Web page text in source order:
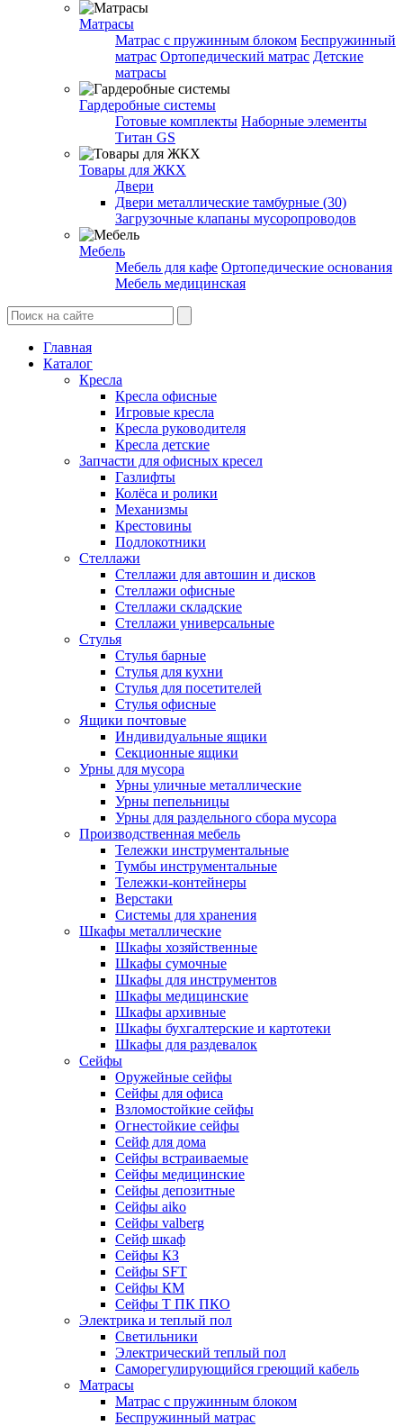
Матрасы
Матрас с пружинным блоком Беспружинный
матрас Ортопедический матрас Детские
матрасы
Гардеробные системы
Готовые комплекты Наборные элементы
Титан GS
Товары для ЖКХ
Двери
Двери металлические тамбурные (30)
Загрузочные клапаны мусоропроводов
Мебель
Мебель для кафе Ортопедические основания
Мебель медицинская
Главная
Каталог
Кресла
Кресла офисные
Игровые кресла
Кресла руководителя
Кресла детские
Запчасти для офисных кресел
Газлифты
Колёса и ролики
Механизмы
Крестовины
Подлокотники
Стеллажи
Стеллажи для автошин и дисков
Стеллажи офисные
Стеллажи складские
Стеллажи универсальные
Стулья
Стулья барные
Стулья для кухни
Стулья для посетителей
Стулья офисные
Ящики почтовые
Индивидуальные ящики
Секционные ящики
Урны для мусора
Урны уличные металлические
Урны пепельницы
Урны для раздельного сбора мусора
Производственная мебель
Тележки инструментальные
Тумбы инструментальные
Тележки-контейнеры
Верстаки
Системы для хранения
Шкафы металлические
Шкафы хозяйственные
Шкафы сумочные
Шкафы для инструментов
Шкафы медицинские
Шкафы архивные
Шкафы бухгалтерские и картотеки
Шкафы для раздевалок
Сейфы
Оружейные сейфы
Сейфы для офиса
Взломостойкие сейфы
Огнестойкие сейфы
Cейф для дома
Сейфы встраиваемые
Сейфы медицинские
Сейфы депозитные
Сейфы aiko
Сейфы valberg
Сейф шкаф
Сейфы КЗ
Сейфы SFT
Сейфы КМ
Сейфы Т ПК ПКО
Электрика и теплый пол
Светильники
Электрический теплый пол
Саморегулирующийся греющий кабель
Матрасы
Матрас с пружинным блоком
Беспружинный матрас